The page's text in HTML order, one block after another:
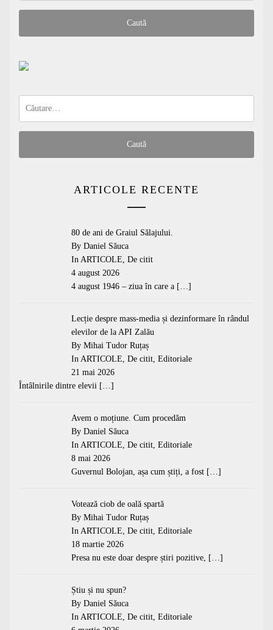
ARTICOLE RECENTE
80 de ani de Graiul Sălajului.
By Daniel Săuca
In ARTICOLE, De citit
4 august 2026
4 august 1946 – ziua în care a […]
Lecție despre mass-media și dezinformare în rândul
elevilor de la API Zalău
By Mihai Tudor Ruțaș
In ARTICOLE, De citit, Editoriale
21 mai 2026
Întâlnirile dintre elevii […]
Avem o moțiune. Cum procedăm
By Daniel Săuca
In ARTICOLE, De citit, Editoriale
8 mai 2026
Guvernul Bolojan, așa cum știți, a fost […]
Votează ciob de oală spartă
By Mihai Tudor Ruțaș
In ARTICOLE, De citit, Editoriale
18 martie 2026
Presa nu este doar despre știri pozitive, […]
Știu și nu spun?
By Daniel Săuca
In ARTICOLE, De citit, Editoriale